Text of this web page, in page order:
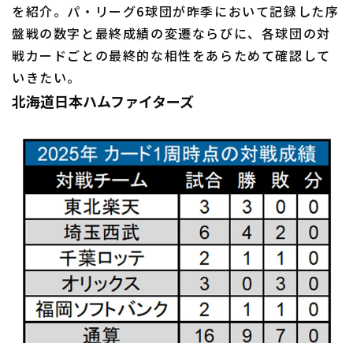
利用規約 プライバシーポリシー
運営会社（別ウィンドウで開く） よくある質問
特定商取引法の表示 アルバイト募集（別ウィンドウで開く
を紹介。パ・リーグ6球団が昨季において記録した序
盤戦の数字と最終成績の変遷ならびに、各球団の対
戦カードごとの最終的な相性をあらためて確認して
いきたい。
北海道日本ハムファイターズ